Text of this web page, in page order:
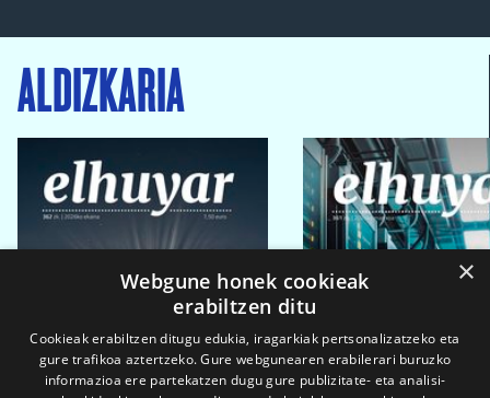
ALDIZKARIA
×
Webgune honek cookieak
erabiltzen ditu
Cookieak erabiltzen ditugu edukia, iragarkiak pertsonalizatzeko eta
gure trafikoa aztertzeko. Gure webgunearen erabilerari buruzko
informazioa ere partekatzen dugu gure publizitate- eta analisi-